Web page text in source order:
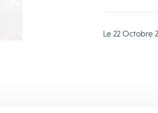
Le 22 Octobre